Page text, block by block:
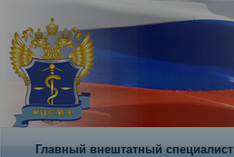
Главный внештатный специалист